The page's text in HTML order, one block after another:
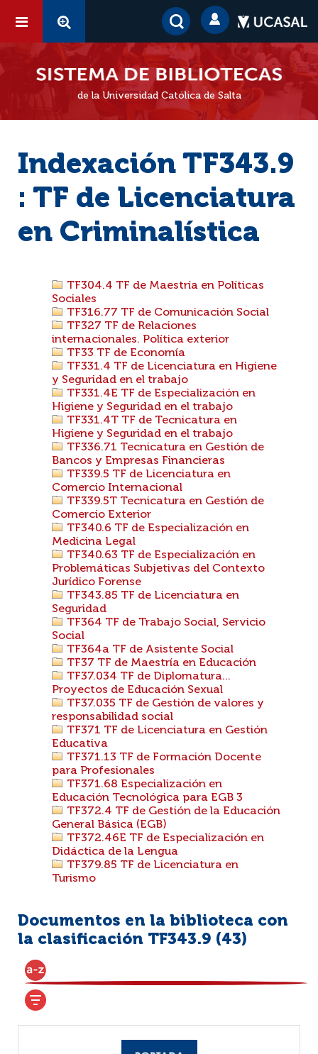
de la Universidad Católica de Salta
Indexación TF343.9
: TF de Licenciatura
en Criminalística
TF304.4 TF de Maestría en Políticas
Sociales
TF316.77 TF de Comunicación Social
TF327 TF de Relaciones
internacionales. Política exterior
TF33 TF de Economía
TF331.4 TF de Licenciatura en Higiene
y Seguridad en el trabajo
TF331.4E TF de Especialización en
Higiene y Seguridad en el trabajo
TF331.4T TF de Tecnicatura en
Higiene y Seguridad en el trabajo
TF336.71 Tecnicatura en Gestión de
Bancos y Empresas Financieras
TF339.5 TF de Licenciatura en
Comercio Internacional
TF339.5T Tecnicatura en Gestión de
Comercio Exterior
TF340.6 TF de Especialización en
Medicina Legal
TF340.63 TF de Especialización en
Problemáticas Subjetivas del Contexto
Jurídico Forense
TF343.85 TF de Licenciatura en
Seguridad
TF364 TF de Trabajo Social, Servicio
Social
TF364a TF de Asistente Social
TF37 TF de Maestría en Educación
TF37.034 TF de Diplomatura...
Proyectos de Educación Sexual
TF37.035 TF de Gestión de valores y
responsabilidad social
TF371 TF de Licenciatura en Gestión
Educativa
TF371.13 TF de Formación Docente
para Profesionales
TF371.68 Especialización en
Educación Tecnológica para EGB 3
TF372.4 TF de Gestión de la Educación
General Básica (EGB)
TF372.46E TF de Especialización en
Didáctica de la Lengua
TF379.85 TF de Licenciatura en
Turismo
Documentos en la biblioteca con
la clasificación TF343.9 (43)